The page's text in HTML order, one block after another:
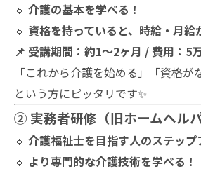
🔹 介護の基本を学べる！
🔹 資格を持っていると、時給・月給
📌 受講期間：約1〜2ヶ月 / 費用：5
「これから介護を始める」「資格が
という方にピッタリです✨
② 実務者研修（旧ホームヘルパ
🔹 介護福祉士を目指す人のステップ
🔹 より専門的な介護技術を学べる！